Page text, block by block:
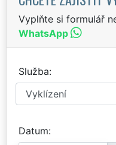
Vyplňte si formulář
WhatsApp
Služba
Datum